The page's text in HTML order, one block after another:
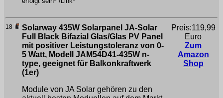
18
Solarway 435W Solarpanel JA-Solar
Full Black Bifazial Glas/Glas PV Panel
mit positiver Leistungstoleranz von 0-
5 Watt, Modell JAM54D41-435W n-
type, geeignet für Balkonkraftwerk
(1er)
Module von JA Solar gehören zu den
Preis:119,99
Euro
Zum
Amazon
Shop